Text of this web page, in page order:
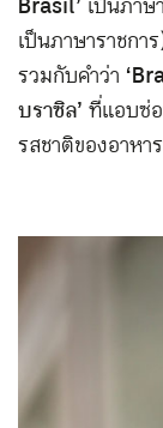
เป็นภาษาราชกา
รวมกับคำว่า
บราซิล’ที่แอบซ่
รสชาติของอาห